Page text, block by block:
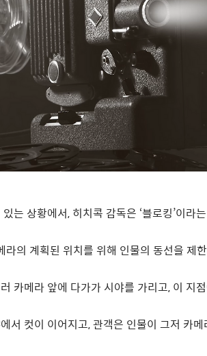
는 상황에서, 히치콕 감독은 ‘블로킹’이라
라의 계획된 위치를 위해 인물의 동선을 제
카메라 앞에 다가가 시야를 가리고, 이 지
서 컷이 이어지고,관객은 인물이 그저 카